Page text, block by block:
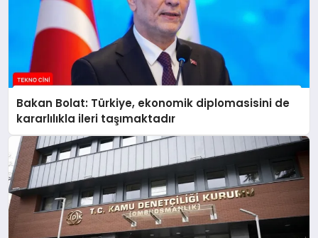
Bakan Bolat: Türkiye, ekonomik diplomasisini de
kararlılıkla ileri taşımaktadır